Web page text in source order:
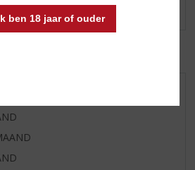
ben 18 jaar of ouder
geplaatst voor dit product